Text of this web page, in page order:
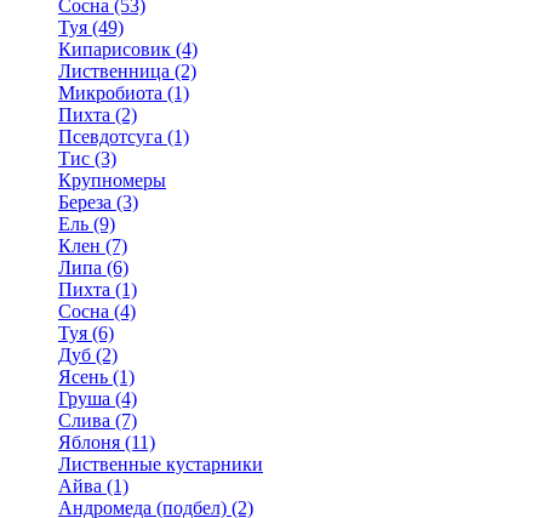
Сосна (53)
Туя (49)
Кипарисовик (4)
Лиственница (2)
Микробиота (1)
Пихта (2)
Псевдотсуга (1)
Тис (3)
Крупномеры
Береза (3)
Ель (9)
Клен (7)
Липа (6)
Пихта (1)
Сосна (4)
Туя (6)
Дуб (2)
Ясень (1)
Груша (4)
Слива (7)
Яблоня (11)
Лиственные кустарники
Айва (1)
Андромеда (подбел) (2)